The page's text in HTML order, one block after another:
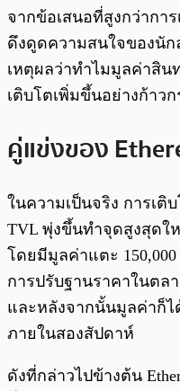
จากข้อเสนอที่สูงกว่ากา
ดึงดูดความสนใจของนัก
เหตุผลว่าทำไมมูลค่าสิน
เติบโตเพิ่มขึ้นอย่างก้าว
คู่แข่งของ
ในความเป็นจริง การเติ
TVL พุ่งขึ้นทำจุดสูงสุดใ
โดยมีมูลค่าแตะ
การปรับฐานราคาในตล
และหลังจากนั้นมูลค่าก็ไ
ภายในสองสัปดาห์
ดังที่กล่าวไปข้างต้น